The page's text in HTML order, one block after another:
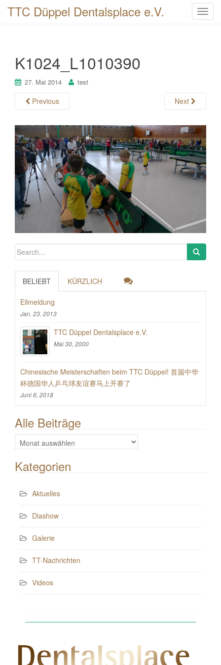
T
g
a
t
i
o
n
TTC Düppel Dentalsplace e.V.
K1024_L1010390
27. Mai 2014 test
Previous Next
BELIEBT KÜRZLICH
Eilmeldung
Jan. 23, 2013
TTC Düppel Dentalsplace e.V.
Mai 30, 2000
Chinesische Meisterschaften beim TTC Düppel! 首届中华
杯德国华人乒乓球友谊赛马上开赛了
Juni 6, 2018
Alle Beiträge
Alle
Beiträge
Kategorien
Aktuelles
Diashow
Galerie
TT-Nachrichten
Videos